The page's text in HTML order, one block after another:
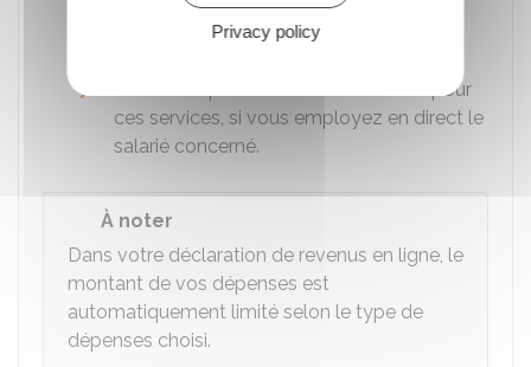
ces services, si vous faites appel à un
Personne que vous avez rémunérée pour
ces services, si vous employez en direct le
salarié concerné.
À noter
Dans votre déclaration de revenus en ligne, le
montant de vos dépenses est
automatiquement limité selon le type de
dépenses choisi.
Privacy policy